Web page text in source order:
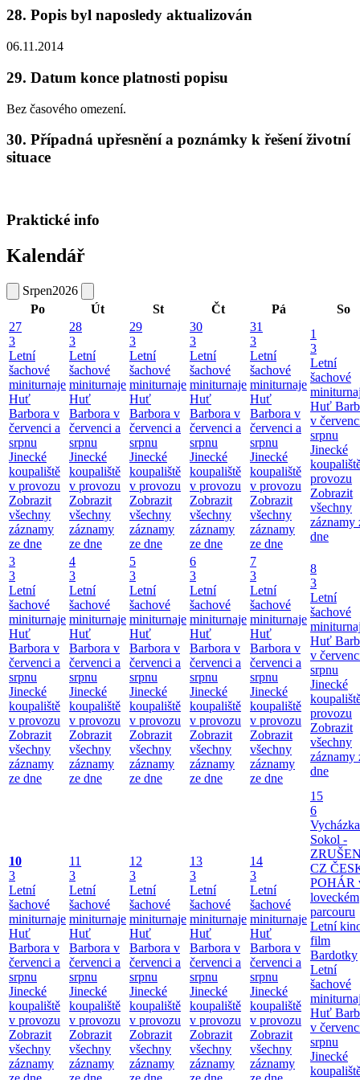
28. Popis byl naposledy aktualizován
06.11.2014
29. Datum konce platnosti popisu
Bez časového omezení.
30. Případná upřesnění a poznámky k řešení životní
situace
Praktické info
Kalendář
Srpen2026
Po
Út St Čt Pá
So
27
3
Letní
šachové
miniturnaje
Huť
Barbora v
červenci a
srpnu
Jinecké
koupaliště
v provozu
Zobrazit
všechny
záznamy
ze dne
28
3
Letní
šachové
miniturnaje
Huť
Barbora v
červenci a
srpnu
Jinecké
koupaliště
v provozu
Zobrazit
všechny
záznamy
ze dne
29
3
Letní
šachové
miniturnaje
Huť
Barbora v
červenci a
srpnu
Jinecké
koupaliště
v provozu
Zobrazit
všechny
záznamy
ze dne
30
3
Letní
šachové
miniturnaje
Huť
Barbora v
červenci a
srpnu
Jinecké
koupaliště
v provozu
Zobrazit
všechny
záznamy
ze dne
31
3
Letní
šachové
miniturnaje
Huť
Barbora v
červenci a
srpnu
Jinecké
koupaliště
v provozu
Zobrazit
všechny
záznamy
ze dne
1
3
Letní
šachové
Huť
v
srpnu
Jinecké
provozu
Zobrazit
všechny
záznamy
dne
3
3
Letní
šachové
miniturnaje
Huť
Barbora v
červenci a
srpnu
Jinecké
koupaliště
v provozu
Zobrazit
všechny
záznamy
ze dne
4
3
Letní
šachové
miniturnaje
Huť
Barbora v
červenci a
srpnu
Jinecké
koupaliště
v provozu
Zobrazit
všechny
záznamy
ze dne
5
3
Letní
šachové
miniturnaje
Huť
Barbora v
červenci a
srpnu
Jinecké
koupaliště
v provozu
Zobrazit
všechny
záznamy
ze dne
6
3
Letní
šachové
miniturnaje
Huť
Barbora v
červenci a
srpnu
Jinecké
koupaliště
v provozu
Zobrazit
všechny
záznamy
ze dne
7
3
Letní
šachové
miniturnaje
Huť
Barbora v
červenci a
srpnu
Jinecké
koupaliště
v provozu
Zobrazit
všechny
záznamy
ze dne
8
3
Letní
šachové
Huť
v
srpnu
Jinecké
provozu
Zobrazit
všechny
záznamy
dne
10
3
Letní
šachové
miniturnaje
Huť
Barbora v
červenci a
srpnu
Jinecké
koupaliště
v provozu
Zobrazit
všechny
záznamy
11
3
Letní
šachové
miniturnaje
Huť
Barbora v
červenci a
srpnu
Jinecké
koupaliště
v provozu
Zobrazit
všechny
záznamy
12
3
Letní
šachové
miniturnaje
Huť
Barbora v
červenci a
srpnu
Jinecké
koupaliště
v provozu
Zobrazit
všechny
záznamy
13
3
Letní
šachové
miniturnaje
Huť
Barbora v
červenci a
srpnu
Jinecké
koupaliště
v provozu
Zobrazit
všechny
záznamy
14
3
Letní
šachové
miniturnaje
Huť
Barbora v
červenci a
srpnu
Jinecké
koupaliště
v provozu
Zobrazit
všechny
záznamy
15
6
Sokol -
CZ
POHÁR
loveckém
parcouru
Letní
film
Bardotky
Letní
šachové
Huť
v
srpnu
Jinecké